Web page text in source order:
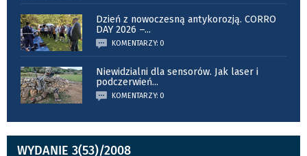
Dzień z nowoczesną antykorozją. CORRO
DAY 2026 –...
KOMENTARZY: 0
Niewidzialni dla sensorów. Jak laser i
podczerwień...
KOMENTARZY: 0
WYDANIE 3(53)/2008